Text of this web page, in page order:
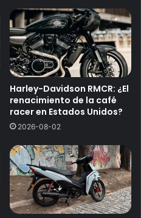
Harley-Davidson RMCR: ¿El
renacimiento de la café
racer en Estados Unidos?
2026-08-02